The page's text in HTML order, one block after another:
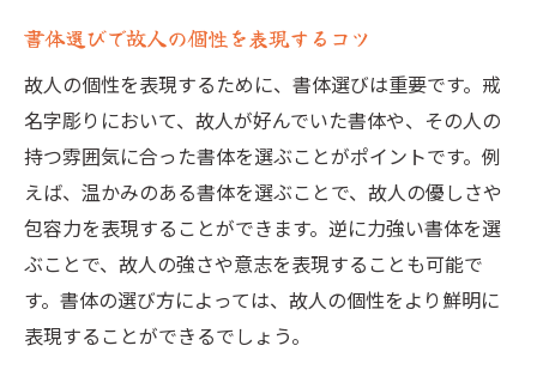
書体選びで故人の個性を表現するコツ
故人の個性を表現するために、書体選びは重要です。戒
名字彫りにおいて、故人が好んでいた書体や、その人の
持つ雰囲気に合った書体を選ぶことがポイントです。例
えば、温かみのある書体を選ぶことで、故人の優しさや
包容力を表現することができます。逆に力強い書体を選
ぶことで、故人の強さや意志を表現することも可能で
す。書体の選び方によっては、故人の個性をより鮮明に
表現することができるでしょう。